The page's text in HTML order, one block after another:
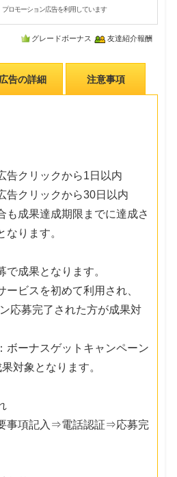
ロモーション広告を利用しています
グレードボーナス 友達紹介報酬
広告の詳細 注意事項
クリックから1日以内
告クリックから30日以内
成果達成期限までに達成さ
なります。
で成果となります。
ビスを初めて利用され、
応募完了された方が成果対
ボーナスゲットキャンペーン
対象となります。
事項記入⇒電話認証⇒応募完